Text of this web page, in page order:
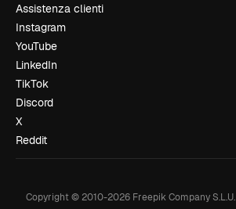
Assistenza clienti
Instagram
YouTube
LinkedIn
TikTok
Discord
X
Reddit
Copyright © 2010-2026Freepik Company S.L.U.